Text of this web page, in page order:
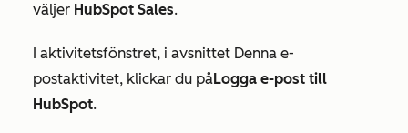
väljer HubSpot Sales.
I aktivitetsfönstret, i avsnittet Denna e-
postaktivitet, klickar du påLogga e-post till
HubSpot.